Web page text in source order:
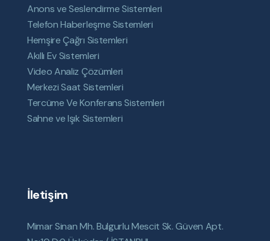
Anons ve Seslendirme Sistemleri
Telefon Haberleşme Sistemleri
Hemşire Çağrı Sistemleri
Akıllı Ev Sistemleri
Video Analiz Çözümleri
Merkezi Saat Sistemleri
Tercüme Ve Konferans Sistemleri
Sahne ve Işık Sistemleri
İletişim
Mimar Sinan Mh. Bulgurlu Mescit Sk. Güven Apt.